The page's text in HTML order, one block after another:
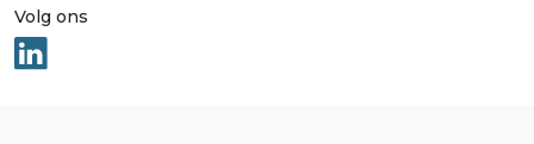
Volg ons